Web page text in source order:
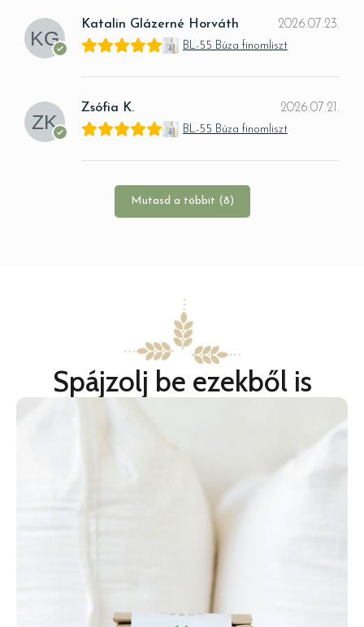
Katalin Glázerné Horváth 2026.07.23.
BL-55 Búza finomliszt
Zsófia K. 2026.07.21.
BL-55 Búza finomliszt
Mutasd a többit (8)
Spájzolj be ezekből is